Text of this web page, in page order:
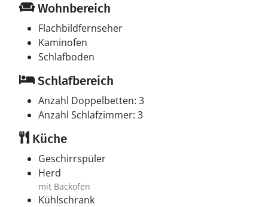
Wohnbereich
Flachbildfernseher
Kaminofen
Schlafboden
Schlafbereich
Anzahl Doppelbetten: 3
Anzahl Schlafzimmer: 3
Küche
Geschirrspüler
Herd
mit Backofen
Kühlschrank